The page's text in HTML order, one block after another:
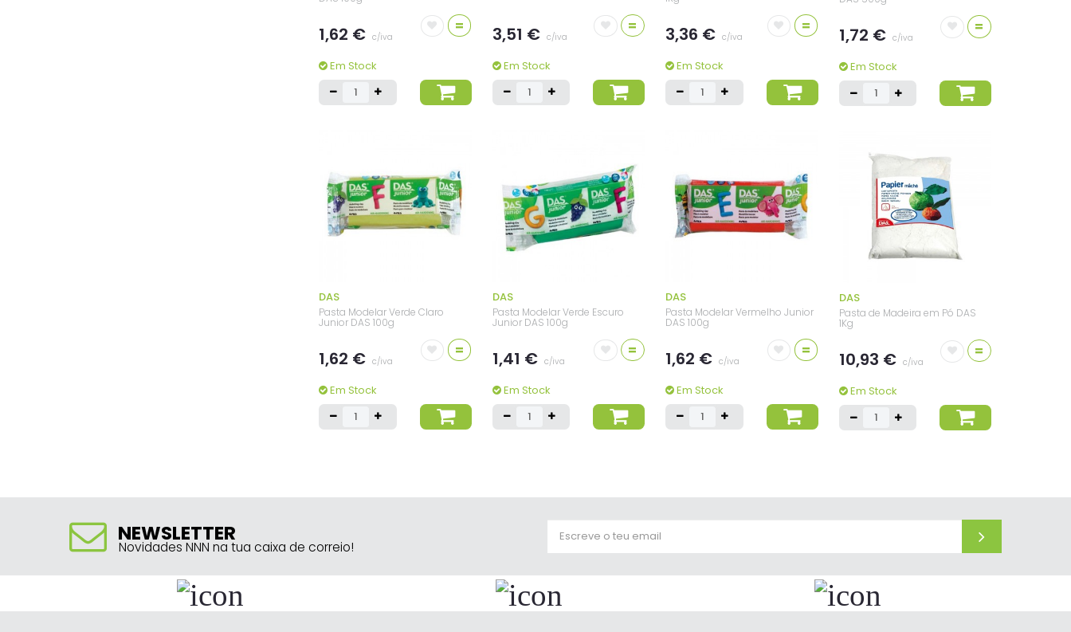
1,62 € c/iva
=
Em Stock
3,51 € c/iva
=
Em Stock
3,36 € c/iva
=
Em Stock
1,72 € c/iva
=
Em Stock
DAS
Pasta Modelar Verde Claro
Junior DAS 100g
1,62 € c/iva
=
Em Stock
DAS
Pasta Modelar Verde Escuro
Junior DAS 100g
1,41 € c/iva
=
Em Stock
DAS
Pasta Modelar Vermelho Junior
DAS 100g
1,62 € c/iva
=
Em Stock
DAS
Pasta de Madeira em Pó DAS
1Kg
10,93 € c/iva
=
Em Stock
NEWSLETTER
Novidades NNN na tua caixa de correio!